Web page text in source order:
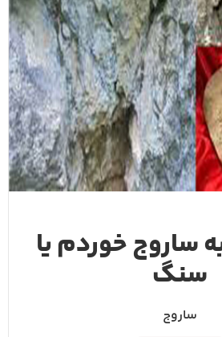
ساروج خوردم یا
سنگ
ساروج